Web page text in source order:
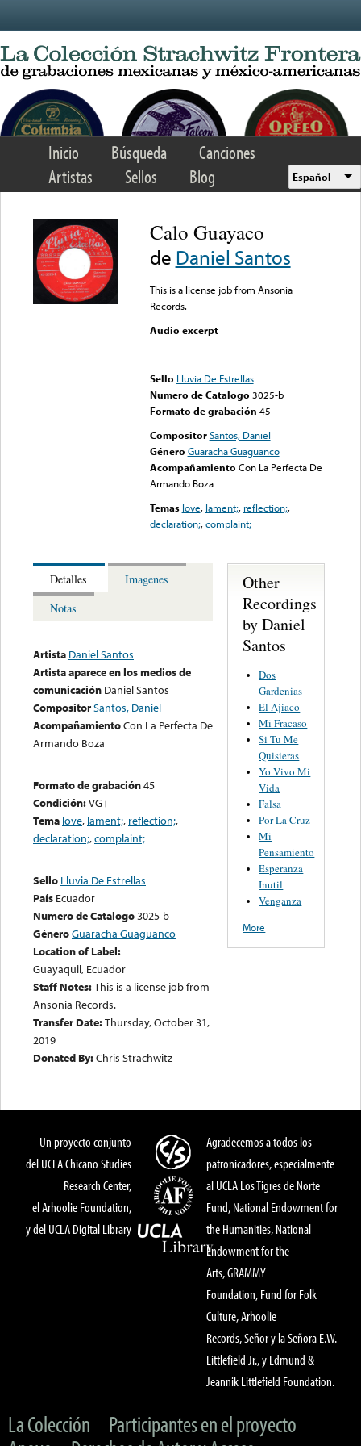
Inicio Búsqueda
Canciones
Artistas
Sellos Blog Español
Calo Guayaco
de Daniel Santos
This is a license job from Ansonia
Records.
Audio excerpt
Sello Lluvia De Estrellas
Numero de Catalogo 3025-b
Formato de grabación 45
Compositor Santos, Daniel
Género Guaracha Guaguanco
Acompañamiento Con La Perfecta De
Armando Boza
Temas love, lament;, reflection;,
declaration;,complaint;
Detalles
Imagenes
Notas
Artista Daniel Santos
Artista aparece en los medios de
comunicación Daniel Santos
CompositorSantos, Daniel
AcompañamientoCon La Perfecta De
Armando Boza
Formato de grabación45
Condición:VG+
Tema love, lament;, reflection;,
declaration;,complaint;
Sello Lluvia De Estrellas
País Ecuador
Numero de Catalogo3025-b
GéneroGuaracha Guaguanco
Location of Label:
Guayaquil, Ecuador
Staff Notes:This is a license job from
Ansonia Records.
Transfer Date:Thursday, October 31,
2019
Donated By:Chris Strachwitz
Other
Recordings
by Daniel
Santos
Dos
Gardenias
El Ajiaco
Mi Fracaso
Si Tu Me
Quisieras
Yo Vivo Mi
Vida
Falsa
Por La Cruz
Mi
Pensamiento
Esperanza
Inutil
Venganza
More
Un proyecto conjunto
del UCLA Chicano Studies
Research Center,
el Arhoolie Foundation,
y del UCLA Digital Library
Agradecemos a todos los
patronicadores, especialmente
al UCLA Los Tigres de Norte
Fund, National Endowment for
the Humanities, National
Endowment for the
Arts, GRAMMY
Foundation, Fund for Folk
Culture, Arhoolie
Records, Señor y la Señora E.W.
Littlefield Jr., y Edmund &
Jeannik Littlefield Foundation.
La Colección
Participantes en el proyecto